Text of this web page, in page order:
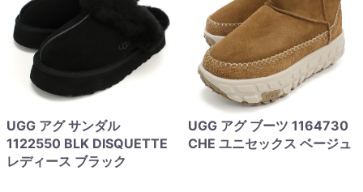
UGG アグ サンダル
1122550 BLK DISQUETTE
レディース ブラック
UGG アグ ブーツ 1164730
CHE ユニセックス ベージュ